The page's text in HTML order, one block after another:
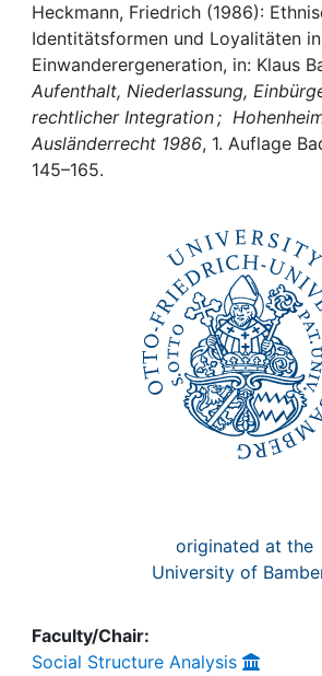
Awards
My FIS
Help
Heckmann, Friedrich (1986):
Identitätsformen und Loyalitäten
Einwanderergeneration, in: Klaus
Aufenthalt, Niederlassung,
rechtlicher Integration ;
Ausländerrecht 1986, 1. Auflage
145–165.
originated at the
University of
Faculty/Chair:
Social Structure Analysis